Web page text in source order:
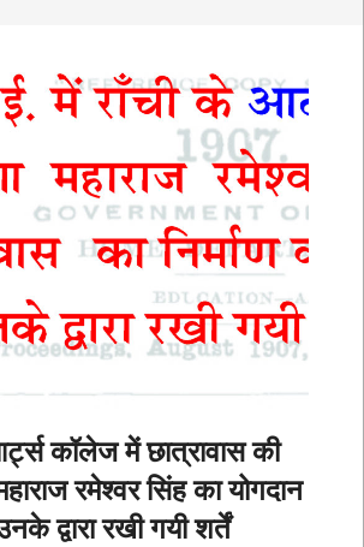
कॉलेज में छात्रावास की
रमेश्वर सिंह का योगदान
द्वारा रखी गयी शर्तें